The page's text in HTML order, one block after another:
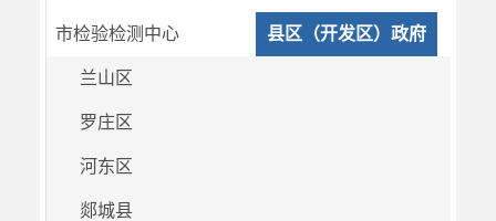
市检验检测中心 县区（开发区）政府
兰山区
罗庄区
河东区
郯城县